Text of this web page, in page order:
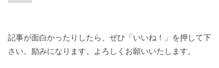
記事が面白かったりしたら、ぜひ「いいね！」を押して下
さい。励みになります。よろしくお願いいたします。